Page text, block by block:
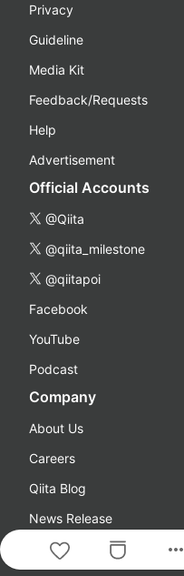
more_horiz
Privacy
Guideline
Media Kit
Feedback/Requests
Help
Advertisement
Official Accounts
@Qiita
@qiita_milestone
@qiitapoi
Facebook
YouTube
Podcast
Company
About Us
Careers
Qiita Blog
News Release